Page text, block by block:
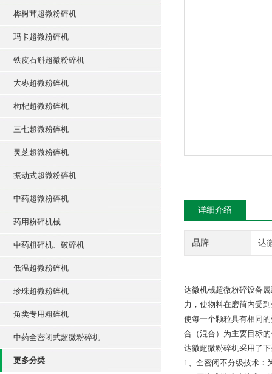
桦树茸超微粉碎机
玛卡超微粉碎机
铁皮石斛超微粉碎机
大枣超微粉碎机
枸杞超微粉碎机
三七超微粉碎机
灵芝超微粉碎机
振动式超微粉碎机
中药超微粉碎机
药用粉碎机械
中药粗碎机、破碎机
低温超微粉碎机
珍珠超微粉碎机
角类专用粗碎机
中药全密闭式超微粉碎机
更多分类
详细介绍
品牌 达
达微机械超微粉碎设备
力，使物料在磨筒内受
使每一个颗粒具有相同
合（混合）为主要目标
达微超微粉碎机采用了
1、全密闭不分级技术：